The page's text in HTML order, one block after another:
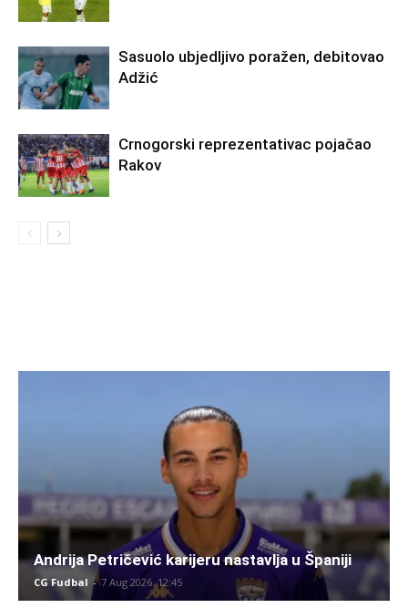
Sasuolo ubjedljivo poražen, debitovao
Adžić
Crnogorski reprezentativac pojačao
Rakov
Andrija Petričević karijeru nastavlja u Španiji
CG Fudbal - 7 Aug 2026. 12:45